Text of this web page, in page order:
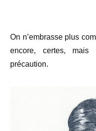
On n’embrasse plus
encore, certes, mais
précaution.